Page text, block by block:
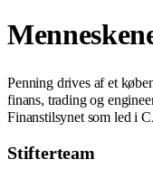
Penning drives af et
finans, trading og
Finanstilsynet som led i
Stifterteam